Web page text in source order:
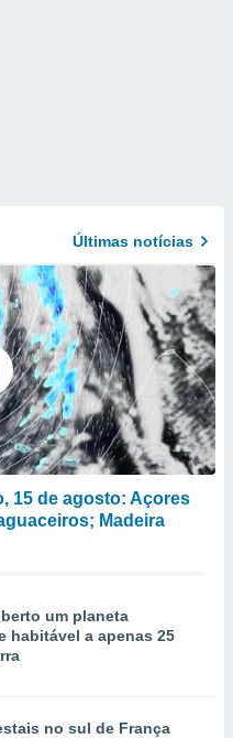
Últimas notícias
15 de agosto: Açores
Madeira
um planeta
habitável a apenas 25
no sul de França